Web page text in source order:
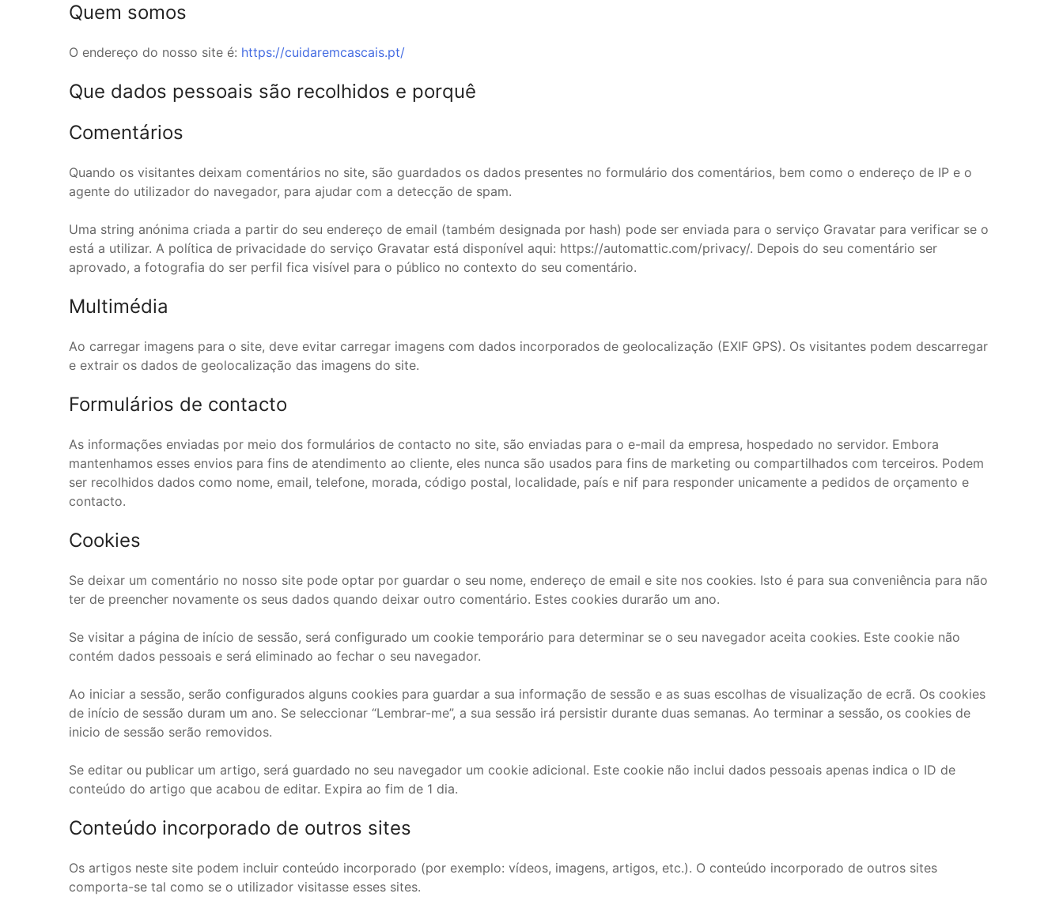
Quem somos
O endereço do nosso site é: https://cuidaremcascais.pt/
Que dados pessoais são recolhidos e porquê
Comentários
Quando os visitantes deixam comentários no site, são guardados os dados presentes no formulário dos comentários, bem como o endereço de IP e o
agente do utilizador do navegador, para ajudar com a detecção de spam.
Uma string anónima criada a partir do seu endereço de email (também designada por hash) pode ser enviada para o serviço Gravatar para verificar se o
está a utilizar. A política de privacidade do serviço Gravatar está disponível aqui: https://automattic.com/privacy/. Depois do seu comentário ser
aprovado, a fotografia do ser perfil fica visível para o público no contexto do seu comentário.
Multimédia
Ao carregar imagens para o site, deve evitar carregar imagens com dados incorporados de geolocalização (EXIF GPS). Os visitantes podem descarregar
e extrair os dados de geolocalização das imagens do site.
Formulários de contacto
As informações enviadas por meio dos formulários de contacto no site, são enviadas para o e-mail da empresa, hospedado no servidor. Embora
mantenhamos esses envios para fins de atendimento ao cliente, eles nunca são usados ​​para fins de marketing ou compartilhados com terceiros. Podem
ser recolhidos dados como nome, email, telefone, morada, código postal, localidade, país e nif para responder unicamente a pedidos de orçamento e
contacto.
Cookies
Se deixar um comentário no nosso site pode optar por guardar o seu nome, endereço de email e site nos cookies. Isto é para sua conveniência para não
ter de preencher novamente os seus dados quando deixar outro comentário. Estes cookies durarão um ano.
Se visitar a página de início de sessão, será configurado um cookie temporário para determinar se o seu navegador aceita cookies. Este cookie não
contém dados pessoais e será eliminado ao fechar o seu navegador.
Ao iniciar a sessão, serão configurados alguns cookies para guardar a sua informação de sessão e as suas escolhas de visualização de ecrã. Os cookies
de início de sessão duram um ano. Se seleccionar “Lembrar-me”, a sua sessão irá persistir durante duas semanas. Ao terminar a sessão, os cookies de
inicio de sessão serão removidos.
Se editar ou publicar um artigo, será guardado no seu navegador um cookie adicional. Este cookie não inclui dados pessoais apenas indica o ID de
conteúdo do artigo que acabou de editar. Expira ao fim de 1 dia.
Conteúdo incorporado de outros sites
Os artigos neste site podem incluir conteúdo incorporado (por exemplo: vídeos, imagens, artigos, etc.). O conteúdo incorporado de outros sites
comporta-se tal como se o utilizador visitasse esses sites.